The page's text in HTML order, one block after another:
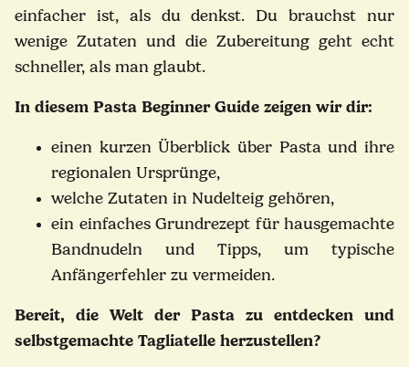
einfacher ist, als du denkst. Du brauchst nur
wenige Zutaten und die Zubereitung geht echt
schneller, als man glaubt.
In diesem Pasta Beginner Guide zeigen wir dir:
einen kurzen Überblick über Pasta und ihre
regionalen Ursprünge,
welche Zutaten in Nudelteig gehören,
ein einfaches Grundrezept für hausgemachte
Bandnudeln und Tipps, um typische
Anfängerfehler zu vermeiden.
Bereit, die Welt der Pasta zu entdecken und
selbstgemachte Tagliatelle herzustellen?